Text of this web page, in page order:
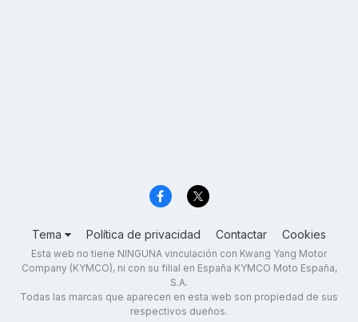
Tema Política de privacidad Contactar Cookies
Esta web no tiene NINGUNA vinculación con Kwang Yang Motor
Company (KYMCO), ni con su filial en España KYMCO Moto España,
S.A.
Todas las marcas que aparecen en esta web son propiedad de sus
respectivos dueños.